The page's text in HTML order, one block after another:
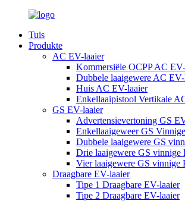
Tuis
Produkte
AC EV-laaier
Kommersiële OCPP AC
Dubbele laaigewere AC
Huis AC EV-laaier
Enkellaaipistool Vertikale
GS EV-laaier
Advertensievertoning GS
Enkellaaigeweer GS
Dubbele laaigewere GS
Drie laaigewere GS vinnige
Vier laaigewere GS vinnige
Draagbare EV-laaier
Tipe 1 Draagbare EV-laaier
Tipe 2 Draagbare EV-laaier